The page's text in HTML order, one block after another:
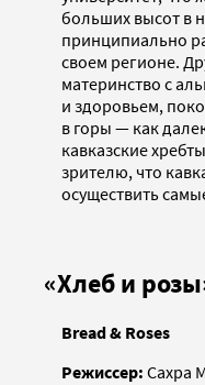
больших высот в
принципиально
своем регионе.
материнство с
и здоровьем,
в горы — как
кавказские
зрителю, что
осуществить
«Хлеб и
Bread & Roses
Режиссер: Сахра